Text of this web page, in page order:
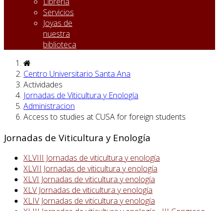
Servicios
Joyas de
nuestra
biblioteca
Centro Universitario Santa Ana
Actividades
Jornadas de Viticultura y Enología
Administracion
Access to studies at CUSA for foreign students
Jornadas de Viticultura y Enología
XLVIII Jornadas de viticultura y enología
XLVII Jornadas de viticultura y enología
XLVI Jornadas de viticultura y enología
XLV Jornadas de viticultura y enología
XLIV Jornadas de viticultura y enología